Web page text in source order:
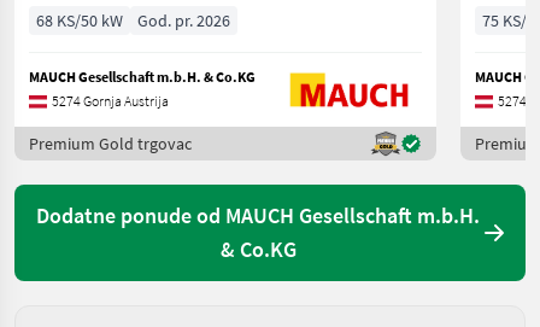
68 KS/50 kW God. pr. 2026
MAUCH Gesellschaft m.b.H. & Co.KG
5274 Gornja Austrija
Premium Gold trgovac
75 KS/
MAUCH
5274
Dodatne ponude od MAUCH Gesellschaft m.b.H.
& Co.KG